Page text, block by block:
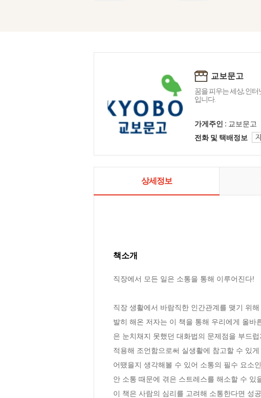
교보문고
꿈을 피우는 세상, 인터
입니다.
가게주인 : 교보문고
전화 및 택배정보
상세정보
책소개
직장에서 모든 일은 소통을 통해 이루어진다!
직장 생활에서 바람직한 인간관계를 맺기 위
발히 해온 저자는 이 책을 통해 우리에게 올
은 눈치채지 못했던 대화법의 문제점을 부드
적용해 조언함으로써 실생활에 참고할 수 있
어땠을지 생각해볼 수 있어 소통의 필수 요소
안 소통 때문에 겪은 스트레스를 해소할 수 있
이 책은 사람의 심리를 고려해 소통한다면 성